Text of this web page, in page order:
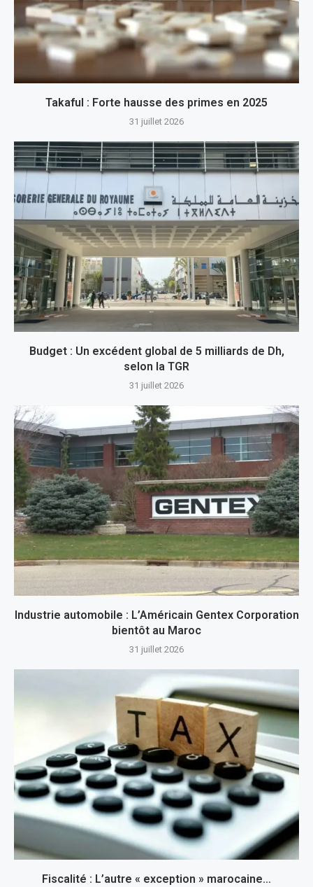
Takaful : Forte hausse des primes en 2025
31 juillet 2026
Budget : Un excédent global de 5 milliards de Dh,
selon la TGR
31 juillet 2026
Industrie automobile : L’Américain Gentex Corporation
bientôt au Maroc
31 juillet 2026
Fiscalité : L’autre « exception » marocaine…